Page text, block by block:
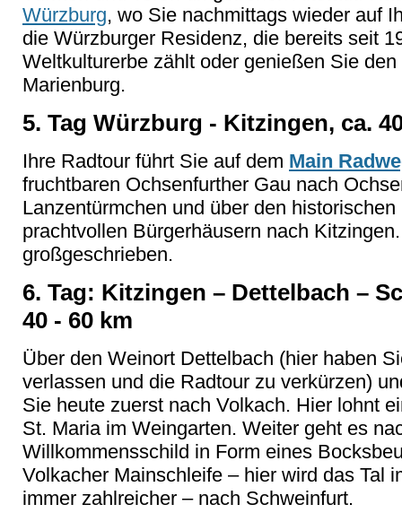
Würzburg, wo Sie nachmittags wieder auf
die Würzburger Residenz, die bereits seit
Weltkulturerbe zählt oder genießen Sie
Marienburg.
5. Tag Würzburg - Kitzingen, ca.
Ihre Radtour führt Sie auf dem Main
fruchtbaren Ochsenfurther Gau nach
Lanzentürmchen und über den
prachtvollen Bürgerhäusern nach
großgeschrieben.
6. Tag: Kitzingen – Dettelbach –
40 - 60 km
Über den Weinort Dettelbach (hier haben
verlassen und die Radtour zu verkürzen)
Sie heute zuerst nach Volkach. Hier lohnt
St. Maria im Weingarten. Weiter geht es
Willkommensschild in Form eines
Volkacher Mainschleife – hier wird das Tal
immer zahlreicher – nach Schweinfurt.